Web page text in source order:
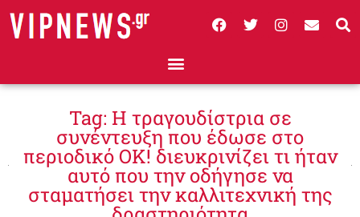
Tag: Η τραγουδίστρια σε
συνέντευξη που έδωσε στο
περιοδικό ΟΚ! διευκρινίζει τι ήταν
αυτό που την οδήγησε να
σταματήσει την καλλιτεχνική της